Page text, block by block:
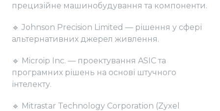
прецизійне машинобудування та компоненти.
🔹 Johnson Precision Limited — рішення у сфері
альтернативних джерел живлення.
🔹 Microip Inc. — проектування ASIC та
програмних рішень на основі штучного
інтелекту.
🔹 Mitrastar Technology Corporation (Zyxel